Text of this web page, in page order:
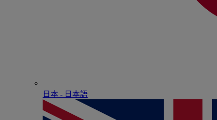
日本 - ⽇本語